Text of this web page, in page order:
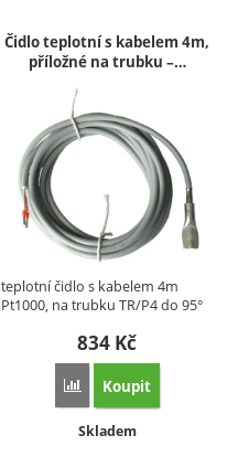
Čidlo teplotní s kabelem 4m,
příložné na trubku –…
teplotní čidlo s kabelem 4m
Pt1000, na trubku TR/P4 do 95°
834 Kč
Porovnat
Koupit
Dostupnost:
Skladem